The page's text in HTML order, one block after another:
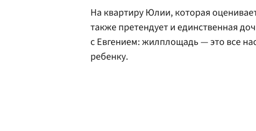
На квартиру Юлии, которая
также претендует и единственная
с Евгением: жилплощадь — это все
ребенку.